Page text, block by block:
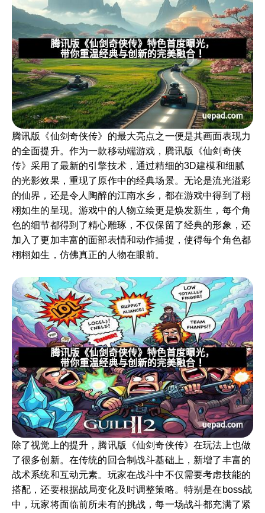
腾讯版《仙剑奇侠传》的最大亮点之一便是其画面表现力
的全面提升。作为一款移动端游戏，腾讯版《仙剑奇侠
传》采用了最新的引擎技术，通过精细的3D建模和细腻
的光影效果，重现了原作中的经典场景。无论是流光溢彩
的仙界，还是令人陶醉的江南水乡，都在游戏中得到了栩
栩如生的呈现。游戏中的人物立绘更是焕发新生，每个角
色的细节都得到了精心雕琢，不仅保留了经典的形象，还
加入了更加丰富的面部表情和动作捕捉，使得每个角色都
栩栩如生，仿佛真正的人物在眼前。
除了视觉上的提升，腾讯版《仙剑奇侠传》在玩法上也做
了很多创新。在传统的回合制战斗基础上，新增了丰富的
战术系统和互动元素。玩家在战斗中不仅需要考虑技能的
搭配，还要根据战局变化及时调整策略。特别是在boss战
中，玩家将面临前所未有的挑战，每一场战斗都充满了紧